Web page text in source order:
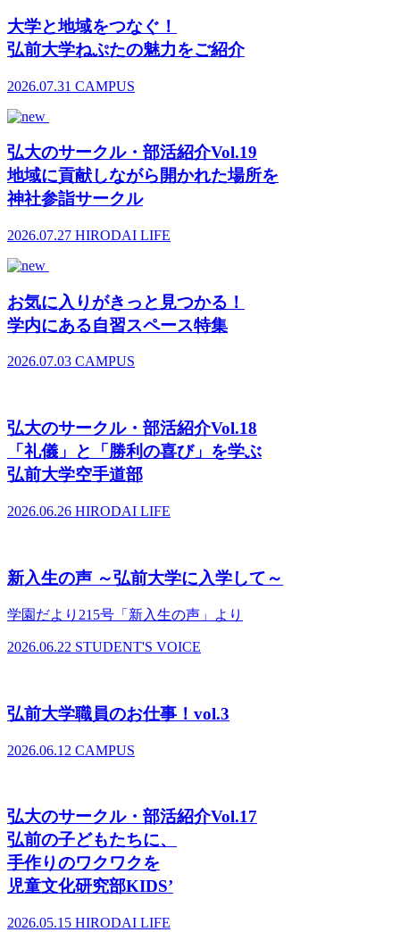
大学と地域をつなぐ！
弘前大学ねぷたの魅力をご紹介
2026.07.31 CAMPUS
弘大のサークル・部活紹介Vol.19
地域に貢献しながら開かれた場所を
神社参詣サークル
2026.07.27 HIRODAI LIFE
お気に入りがきっと見つかる！
学内にある自習スペース特集
2026.07.03 CAMPUS
弘大のサークル・部活紹介Vol.18
「礼儀」と「勝利の喜び」を学ぶ
弘前大学空手道部
2026.06.26 HIRODAI LIFE
新入生の声 ～弘前大学に入学して～
学園だより215号「新入生の声」より
2026.06.22 STUDENT'S VOICE
弘前大学職員のお仕事！vol.3
2026.06.12 CAMPUS
弘大のサークル・部活紹介Vol.17
弘前の子どもたちに、
手作りのワクワクを
児童文化研究部KIDS’
2026.05.15 HIRODAI LIFE